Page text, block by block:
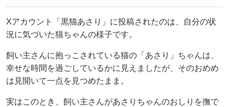
Xアカウント「黒猫あさり」に投稿されたのは、自分の状
況に気づいた猫ちゃんの様子です。
飼い主さんに抱っこされている猫の「あさり」ちゃんは、
幸せな時間を過ごしているかに見えましたが、そのおめめ
は見開いて一点を見つめたまま。
実はこのとき、飼い主さんがあさりちゃんのおしりを撫で